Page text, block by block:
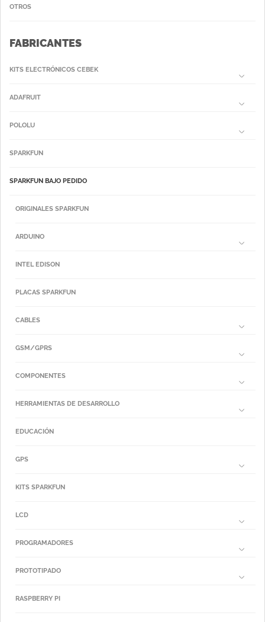
OTROS
FABRICANTES
KITS ELECTRÓNICOS CEBEK
ADAFRUIT
POLOLU
SPARKFUN
SPARKFUN BAJO PEDIDO
ORIGINALES SPARKFUN
ARDUINO
INTEL EDISON
PLACAS SPARKFUN
CABLES
GSM/GPRS
COMPONENTES
HERRAMIENTAS DE DESARROLLO
EDUCACIÓN
GPS
KITS SPARKFUN
LCD
PROGRAMADORES
PROTOTIPADO
RASPBERRY PI